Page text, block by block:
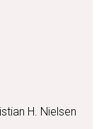
H. Nielsen